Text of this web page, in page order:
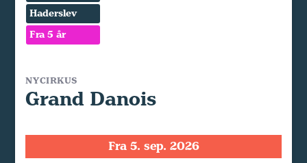
Haderslev
Fra 5 år
NYCIRKUS
Grand Danois
Fra 5. sep. 2026